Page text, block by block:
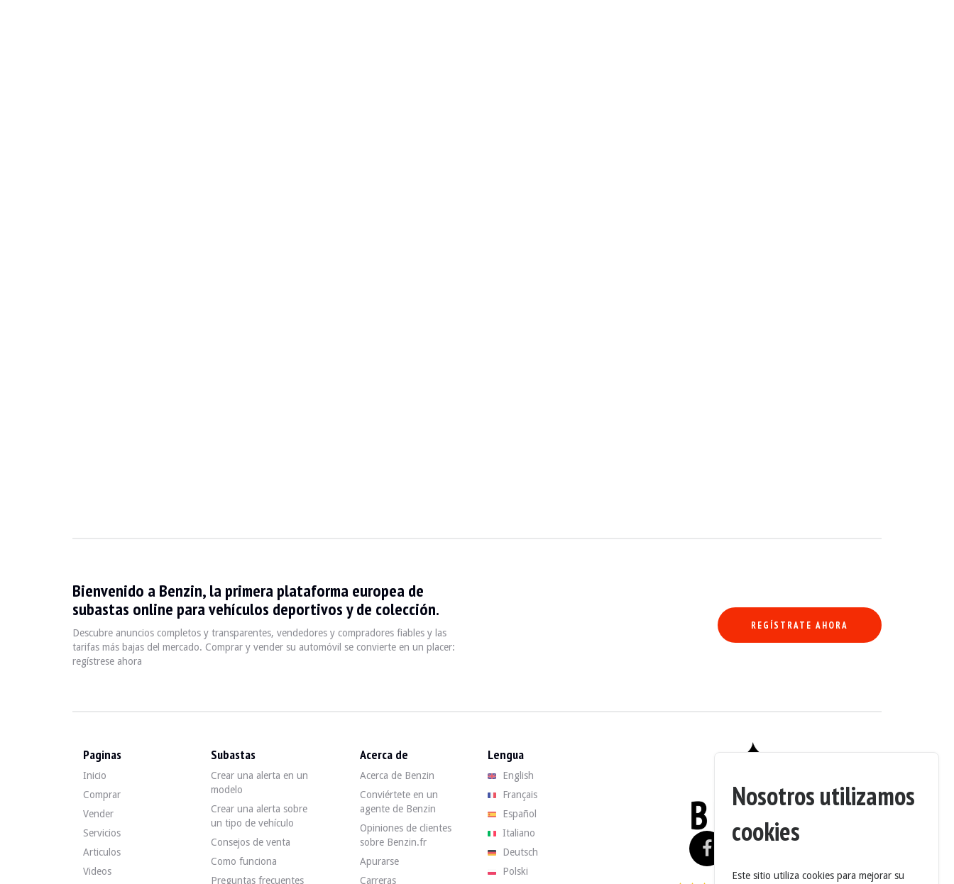
La Mercedes-Benz Classe S Type 220, produite de 1998 à 2005, est une série de véhicules haut de gamme du constructeur allemand Mercedes-Benz. Disponible en berline tricorps standard
Descubra todos nuestros anuncios de Mercedes-Benz Classe S W220 en venta. Encuentra tu Mercedes-Benz Classe S W220 de segunda mano en Benzin al mejor precio comprando a través de nuestro
Mercedes-Benz Classe S W220 — Vendido
Mercedes-Benz S500 W220 - 1999
Mercedes-Benz Classe S 600 w220 30k km - 2003
Mercedes-Benz Classe S 600 w220 - 2003
Bienvenido a Benzin, la primera plataforma europea de
subastas online para vehículos deportivos y de colección.
Descubre anuncios completos y transparentes, vendedores y compradores fiables y las
tarifas más bajas del mercado. Comprar y vender su automóvil se convierte en un placer:
regístrese ahora
REGÍSTRATE AHORA
Paginas
Inicio
Comprar
Vender
Servicios
Articulos
Videos
Subastas
Crear una alerta en un
modelo
Crear una alerta sobre
un tipo de vehículo
Consejos de venta
Como funciona
Preguntas frecuentes
Acerca de
Acerca de Benzin
Conviértete en un
agente de Benzin
Opiniones de clientes
sobre Benzin.fr
Apurarse
Carreras
Lengua
English
Français
Español
Italiano
Deutsch
Polski
Nosotros utilizamos
cookies
Este sitio utiliza cookies para mejorar su